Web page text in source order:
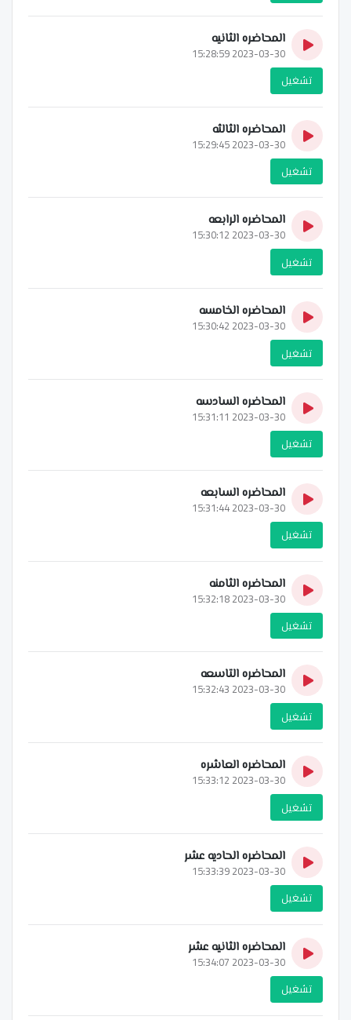
المحاضره الثانيه
2023-03-30 15:28:59
تشغيل
المحاضره الثالثه
2023-03-30 15:29:45
تشغيل
المحاضره الرابعه
2023-03-30 15:30:12
تشغيل
المحاضره الخامسه
2023-03-30 15:30:42
تشغيل
المحاضره السادسه
2023-03-30 15:31:11
تشغيل
المحاضره السابعه
2023-03-30 15:31:44
تشغيل
المحاضره الثامنه
2023-03-30 15:32:18
تشغيل
المحاضره التاسعه
2023-03-30 15:32:43
تشغيل
المحاضره العاشره
2023-03-30 15:33:12
تشغيل
المحاضره الحاديه عشر
2023-03-30 15:33:39
تشغيل
المحاضره الثانيه عشر
2023-03-30 15:34:07
تشغيل